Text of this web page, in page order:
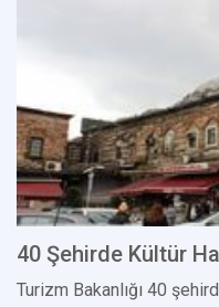
40 Şehirde Kültür
Turizm Bakanlığı 40